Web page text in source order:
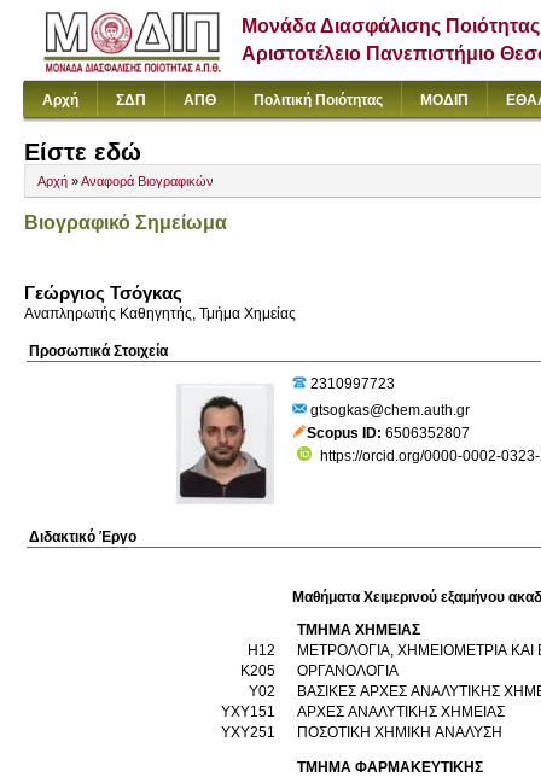
Μονάδα Διασφάλισης Ποιότητας
Αριστοτέλειο Πανεπιστήμιο
Αρχή ΣΔΠ ΑΠΘ Πολιτική Ποιότητας ΜΟΔΙΠ
Είστε εδώ
Αρχή »Αναφορά Βιογραφικών
Βιογραφικό Σημείωμα
Γεώργιος Τσόγκας
Αναπληρωτής Καθηγητής, Τμήμα Χημείας
Προσωπικά Στοιχεία
2310997723
gtsogkas@chem.auth.gr
Scopus ID 6506352807
https://orcid.org/0000-0002-
Διδακτικό Έργο
Μαθήματα Χειμερινού εξαμήνου
ΤΜΗΜΑ ΧΗΜΕΙΑΣ
Η12
ΜΕΤΡΟΛΟΓΙΑ, ΧΗΜΕΙΟΜΕΤΡΙΑ
Κ205
ΟΡΓΑΝΟΛΟΓΙΑ
Υ02
ΒΑΣΙΚΕΣ ΑΡΧΕΣ ΑΝΑΛΥΤΙΚΗΣ
ΥΧΥ151
ΑΡΧΕΣ ΑΝΑΛΥΤΙΚΗΣ ΧΗΜΕΙΑΣ
ΥΧΥ251
ΠΟΣΟΤΙΚΗ ΧΗΜΙΚΗ ΑΝΑΛΥΣΗ
ΤΜΗΜΑ ΦΑΡΜΑΚΕΥΤΙΚΗΣ